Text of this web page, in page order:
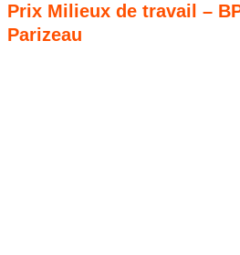
Prix Milieux de travail –
Parizeau